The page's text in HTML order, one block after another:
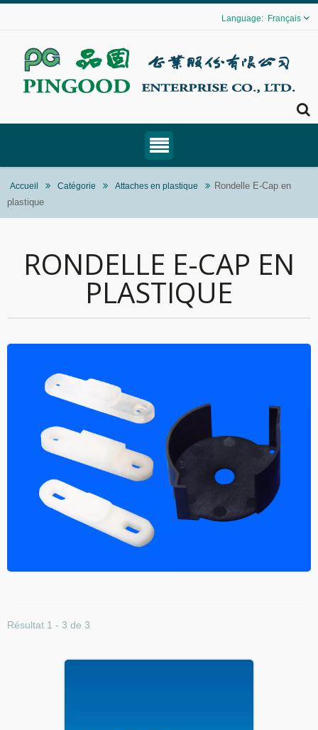
Français
Accueil Catégorie Attaches en plastique
Rondelle E-Cap en
plastique
RONDELLE E-CAP EN
PLASTIQUE
Résultat 1 - 3 de 3